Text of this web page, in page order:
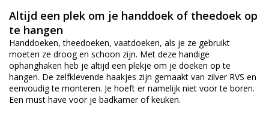
Altijd een plek om je handdoek of theedoek op
te hangen
Handdoeken, theedoeken, vaatdoeken, als je ze gebruikt
moeten ze droog en schoon zijn. Met deze handige
ophanghaken heb je altijd een plekje om je doeken op te
hangen. De zelfklevende haakjes zijn gemaakt van zilver RVS en
eenvoudig te monteren. Je hoeft er namelijk niet voor te boren.
Een must have voor je badkamer of keuken.